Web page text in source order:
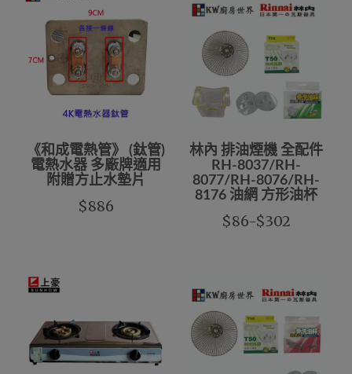
《和成電熱管》 (鈦管)
電熱水器 多廠牌適用
附贈方止水墊片
$886
林內 排油煙機 全配件
RH-8037/RH-
8077/RH-8076/RH-
8176 油網 方形油杯
$86-$302